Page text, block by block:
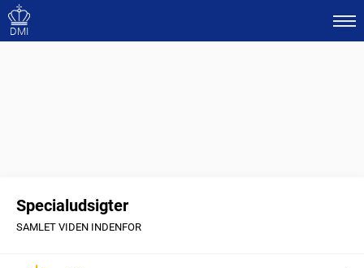
DMI
Specialudsigter
SAMLET VIDEN INDENFOR